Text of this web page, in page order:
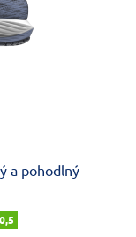
a pohodlný